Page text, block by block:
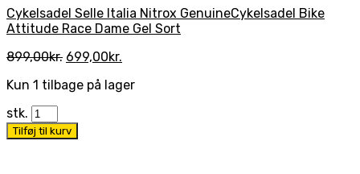
Cykelsadel Selle Italia Nitrox GenuineCykelsadel Bike
Attitude Race Dame Gel Sort
899,00kr. Den
pris
699,00kr.
pris
Kun 1 tilbage på lager
stk.
Tilføj til kurv